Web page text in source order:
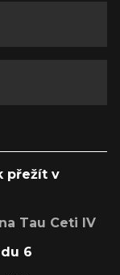
přežít v
Tau Ceti IV
6